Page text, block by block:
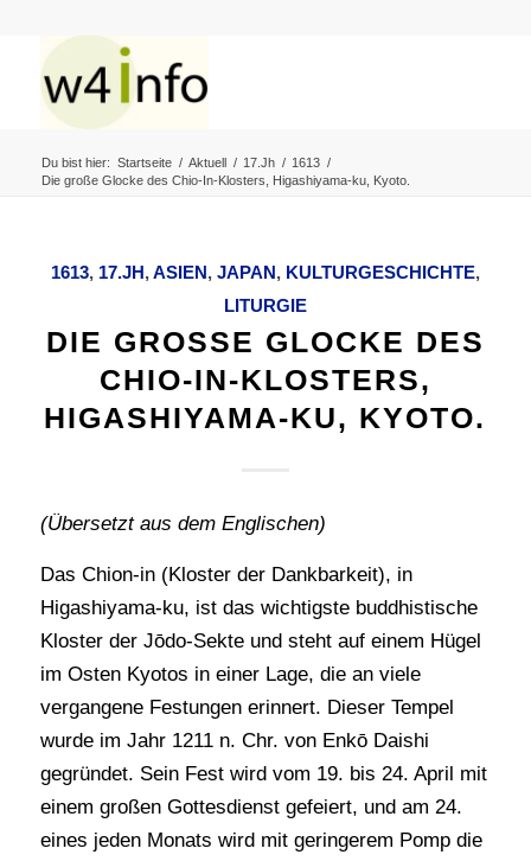
Du bist hier: Startseite / Aktuell / 17.Jh / 1613 /
Die große Glocke des Chio-In-Klosters, Higashiyama-ku, Kyoto.
1613, 17.JH,ASIEN, JAPAN, KULTURGESCHICHTE,
LITURGIE
DIE GROSSE GLOCKE DES C
HIO-IN-KLOSTERS, H
IGASHIYAMA-KU, KYOTO.
(Übersetzt aus dem Englischen)
Das Chion-in (Kloster der Dankbarkeit), in
Higashiyama-ku, ist das wichtigste buddhistische
Kloster der Jōdo-Sekte und steht auf einem Hügel
im Osten Kyotos in einer Lage, die an viele
vergangene Festungen erinnert. Dieser Tempel
wurde im Jahr 1211 n. Chr. von Enkō Daishi
gegründet. Sein Fest wird vom 19. bis 24. April mit
einem großen Gottesdienst gefeiert, und am 24.
eines jeden Monats wird mit geringerem Pomp die